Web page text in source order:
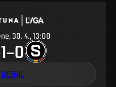
ne, 30. 4., 13:00
1–0
DETAIL